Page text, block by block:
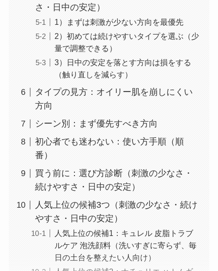
さ・日中の安定）
1）まずは刺激が少ない方向を最優先
2）初めては続けやすいタイプを選ぶ（少
量で調整できる）
3）日中の安定を落とす方向は損をする
（触り直しを減らす）
タイプの見方：オイリー肌を崩しにくい
方向
シーン別：まず優先すべき方向
初心者でも迷わない：使い方手順（順
番）
買う前に：選び方診断（刺激の少なさ・
続けやすさ・日中の安定）
人気上位の候補3つ（刺激の少なさ・続け
やすさ・日中の安定）
人気上位の候補1：キュレル 皮脂トラブ
ルケア 泡洗顔料（洗いすぎに寄らず、毎
日の土台を整えたい人向け）